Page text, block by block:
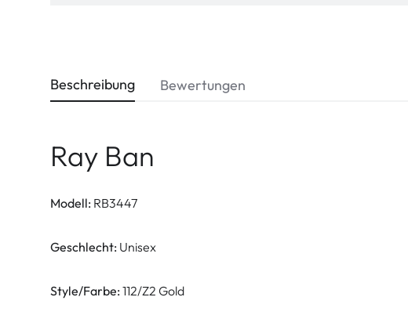
Beschreibung
Ray Ban
Modell: RB3447
Geschlecht: Unisex
Style/Farbe: 112/Z2 Gold
Bewertungen